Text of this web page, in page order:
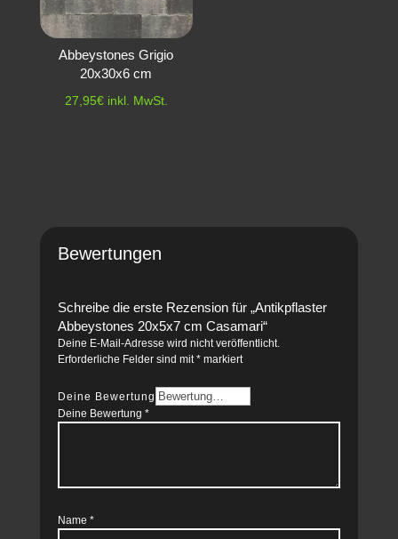
Abbeystones Grigio
20x30x6 cm
27,95€ inkl. MwSt.
Bewertungen
Schreibe die erste Rezension für „Antikpflaster
Abbeystones 20x5x7 cm Casamari“
Deine E-Mail-Adresse wird nicht veröffentlicht.
Erforderliche Felder sind mit*markiert
Deine Bewertung
Deine Bewertung *
Name *